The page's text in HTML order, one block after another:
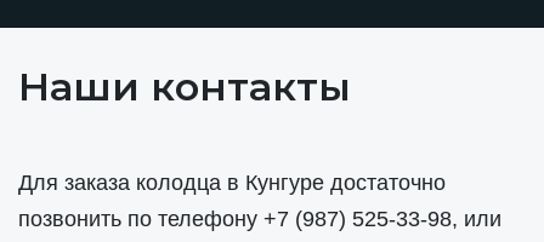
Наши контакты
Для заказа колодца в Кунгуре достаточно
позвонить по телефону +7 (987) 525-33-98, или